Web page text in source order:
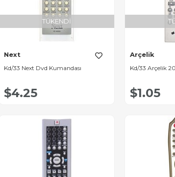
TÜKENDI
Next
Kd/33 Next Dvd Kumandası
$4.25
Arçelik
Kd/33 Arçelik
$1.05